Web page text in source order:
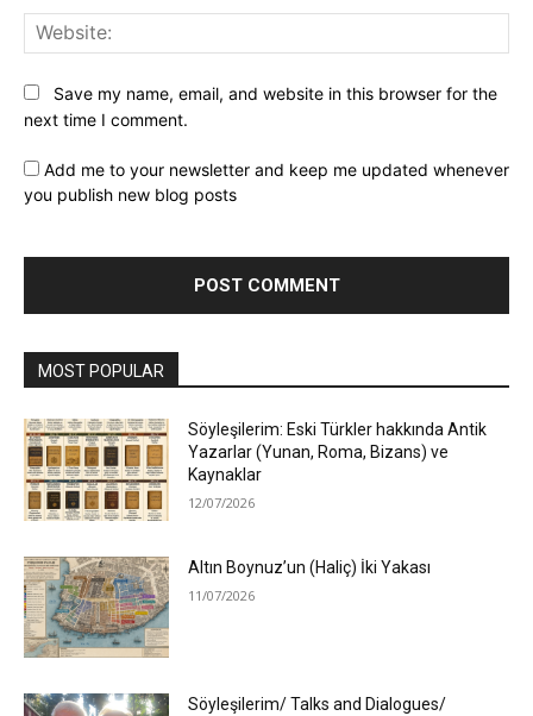
Save my name, email, and website in this browser for the
next time I comment.
Add me to your newsletter and keep me updated whenever
you publish new blog posts
MOST POPULAR
Söyleşilerim: Eski Türkler hakkında Antik
Yazarlar (Yunan, Roma, Bizans) ve
Kaynaklar
12/07/2026
Altın Boynuz’un (Haliç) İki Yakası
11/07/2026
Söyleşilerim/ Talks and Dialogues/